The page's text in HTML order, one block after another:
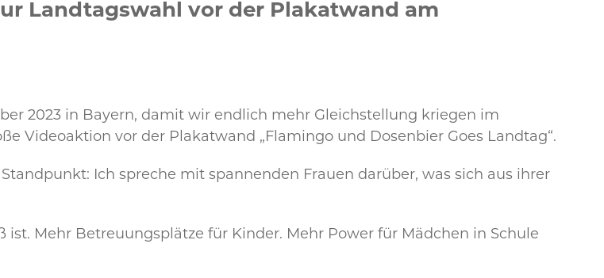
Landtagswahl vor der Plakatwand am
2023 in Bayern, damit wir endlich mehr Gleichstellung kriegen im
Videoaktion vor der Plakatwand „Flamingo und Dosenbier Goes Landtag“.
Ich spreche mit spannenden Frauen darüber, was sich aus ihrer
Mehr Betreuungsplätze für Kinder. Mehr Power für Mädchen in Schule